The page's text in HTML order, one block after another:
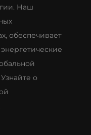
Наш
обеспечивает
о